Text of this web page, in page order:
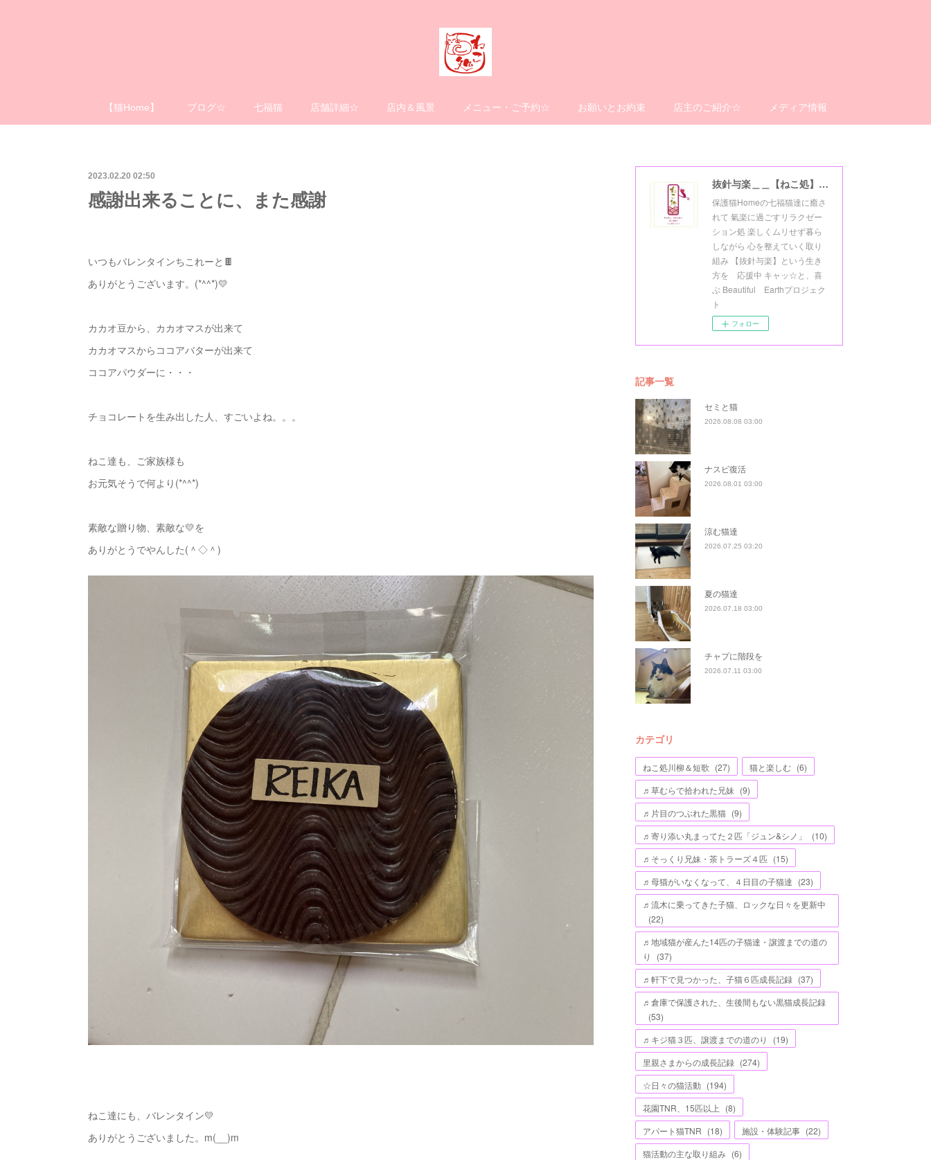
【猫Home】 ブログ☆ 七福猫 店舗詳細☆ 店内＆風景 メニュー・ご予約☆ お願いとお約束 店主のご紹介☆ メディア情報
2023.02.20 02:50
感謝出来ることに、また感謝
いつもバレンタインちこれーと🍫
ありがとうございます。(*^^*)💛
カカオ豆から、カカオマスが出来て
カカオマスからココアバターが出来て
ココアパウダーに・・・
チョコレートを生み出した人、すごいよね。。。
ねこ達も、ご家族様も
お元気そうで何より(*^^*)
素敵な贈り物、素敵な💛を
ありがとうでやんした(＾◇＾)
ねこ達にも、バレンタイン💛
ありがとうございました。m(__)m
抜針与楽＿＿【ねこ処】＿＿猫楽ゼーションHome☆
保護猫Homeの七福猫達に癒さ
れて 氣楽に過ごすリラクゼー
ション処 楽しくムリせず暮ら
しながら 心を整えていく取り
組み 【抜針与楽】という生き
方を 応援中 キャッ☆と、喜
ぶ Beautiful Earthプロジェク
ト
フォロー
記事一覧
セミと猫
2026.08.08 03:00
ナスビ復活
2026.08.01 03:00
涼む猫達
2026.07.25 03:20
夏の猫達
2026.07.18 03:00
チャプに階段を
2026.07.11 03:00
カテゴリ
ねこ処川柳＆短歌 (27) 猫と楽しむ (6)
♬草むらで拾われた兄妹 (9)
♬片目のつぶれた黒猫 (9)
♬寄り添い丸まってた２匹「ジュン&シノ」
(10)
♬そっくり兄妹・茶トラーズ４匹 (15)
♬母猫がいなくなって、４日目の子猫達 (23)
♬流木に乗ってきた子猫、ロックな日々を更新中
(22)
♬地域猫が産んた14匹の子猫達・譲渡までの道の
り
(37)
♬軒下で見つかった、子猫６匹成長記録 (37)
♬倉庫で保護された、生後間もない黒猫成長記録
(53)
♬キジ猫３匹、譲渡までの道のり
(19)
里親さまからの成長記録 (274)
☆日々の猫活動 (194)
花園TNR、15匹以上 (8)
アパート猫TNR (18) 施設・体験記事 (22)
猫活動の主な取り組み (6)